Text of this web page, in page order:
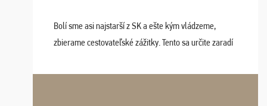
Bolí sme asi najstarší z SK a ešte kým vládzeme,
zbierame cestovateľské zážitky. Tento sa určite zaradí
osudu - pohodový šefík Meďo, dobrá parti ...